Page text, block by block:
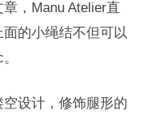
，Manu Atelier直
的小绳结不但可以
设计，修饰腿形的